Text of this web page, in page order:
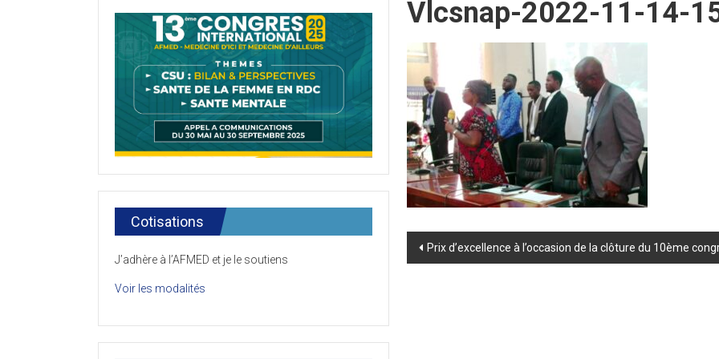
Vlcsnap-2022-11-14-
Post
Prix d’excellence à l’occasion de la clôture du 10ème
Cotisations
J’adhère à l’AFMED et je le soutiens
Voir les modalités